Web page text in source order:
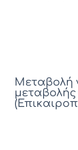
Μεταβολή